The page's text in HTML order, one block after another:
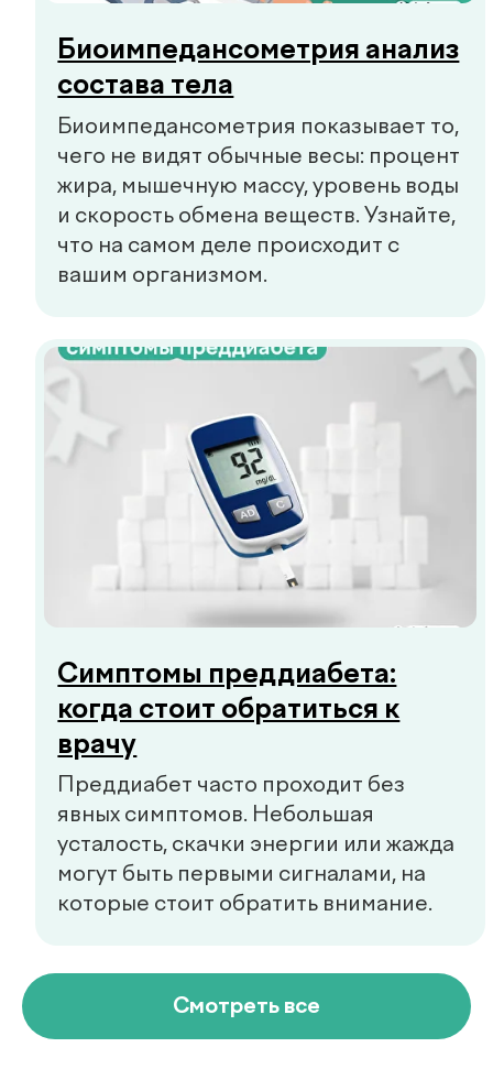
Заказать звонок
Главная
О нас
Услуги
Чек-апы
Контакты
de factum kids
Публичная оферта
Политика в области качества
+998 55 508-00-00
Коммерческие предложения
Пн–Пт: 08:00–18:00, Сб: 08:00–16:00
info@defactum.uz
Copyright © 2026, De factum. Все права защищены
Политика конфиденциальности